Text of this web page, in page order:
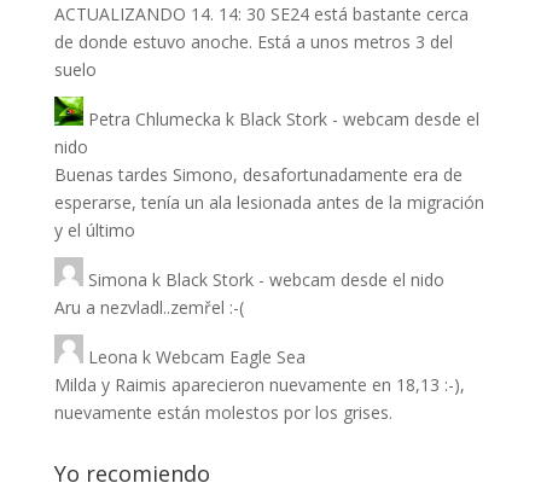
ACTUALIZANDO 14. 14: 30 SE24 está bastante cerca
de donde estuvo anoche. Está a unos metros 3 del
suelo
Petra Chlumecka k Black Stork - webcam desde el
nido
Buenas tardes Simono, desafortunadamente era de
esperarse, tenía un ala lesionada antes de la migración
y el último
Simona k Black Stork - webcam desde el nido
Aru a nezvladl..zemřel :-(
Leona k Webcam Eagle Sea
Milda y Raimis aparecieron nuevamente en 18,13 :-),
nuevamente están molestos por los grises.
Yo recomiendo